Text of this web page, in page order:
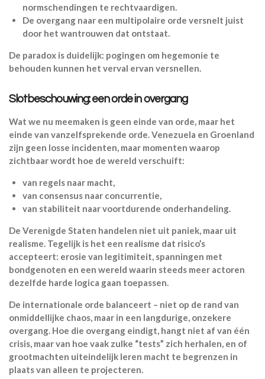
normschendingen te rechtvaardigen.
De overgang naar een multipolaire orde versnelt juist
door het wantrouwen dat ontstaat.
De paradox is duidelijk: pogingen om hegemonie te
behouden kunnen het verval ervan versnellen.
Slotbeschouwing: een orde in overgang
Wat we nu meemaken is geen einde van orde, maar het
einde van vanzelfsprekende orde. Venezuela en Groenland
zijn geen losse incidenten, maar momenten waarop
zichtbaar wordt hoe de wereld verschuift:
van regels naar macht,
van consensus naar concurrentie,
van stabiliteit naar voortdurende onderhandeling.
De Verenigde Staten handelen niet uit paniek, maar uit
realisme. Tegelijk is het een realisme dat risico’s
accepteert: erosie van legitimiteit, spanningen met
bondgenoten en een wereld waarin steeds meer actoren
dezelfde harde logica gaan toepassen.
De internationale orde balanceert – niet op de rand van
onmiddellijke chaos, maar in een langdurige, onzekere
overgang. Hoe die overgang eindigt, hangt niet af van één
crisis, maar van hoe vaak zulke “tests” zich herhalen, en of
grootmachten uiteindelijk leren macht te begrenzen in
plaats van alleen te projecteren.